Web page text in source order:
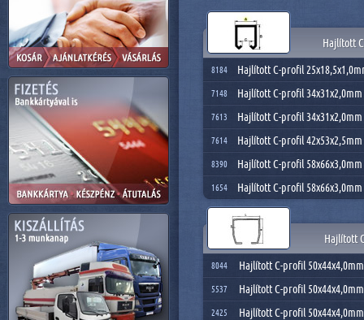
Hajlított
8184 Hajlított C-profil
7148 Hajlított C-profil
7613 Hajlított C-profil
7614 Hajlított C-profil
8390 Hajlított C-profil
1654 Hajlított C-profil
Hajlított
8044 Hajlított C-profil
5537 Hajlított C-profil
2425 Hajlított C-profil